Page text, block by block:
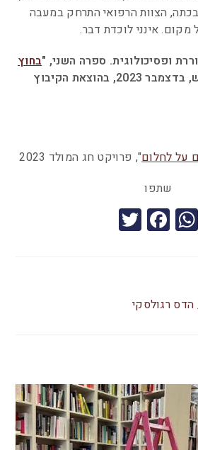
הצוות הרפואי התרחק במעבה
מקום. אינני לוכדת דבר.
ופסיכולוגית. ספרה השני, "בחוץ
", ראה אור החודש, בדצמבר 2023, בהוצאת הקיבוץ
על לחלום", פרויקט חג המולד 2023
שתפו
W
h
A
F
a
b
k
רגולסקי